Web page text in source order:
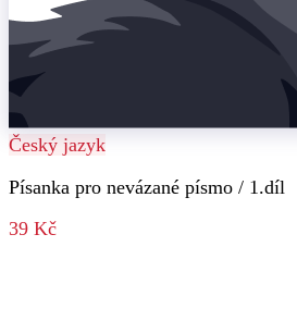
Český jazyk
Písanka pro nevázané písmo / 1.díl
39 Kč